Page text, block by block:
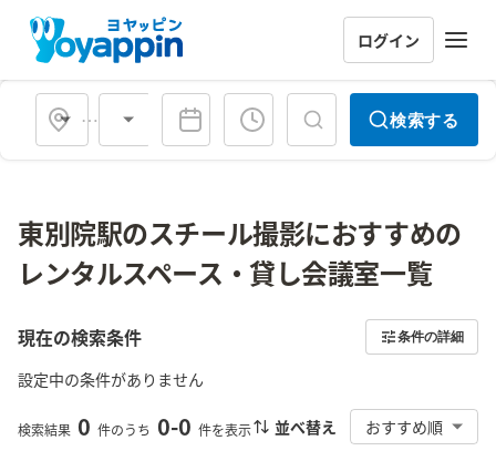
ログイン
会場タイプ 検索する
東別院駅のスチール撮影におすすめの
レンタルスペース・貸し会議室一覧
現在の検索条件 条件の詳細
設定中の条件がありません
検索結果 0 件のうち 0-0 件を表示 並べ替え おすすめ順